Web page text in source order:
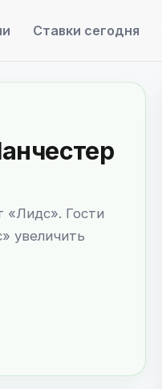
Ставки сегодня
Гости
увеличить